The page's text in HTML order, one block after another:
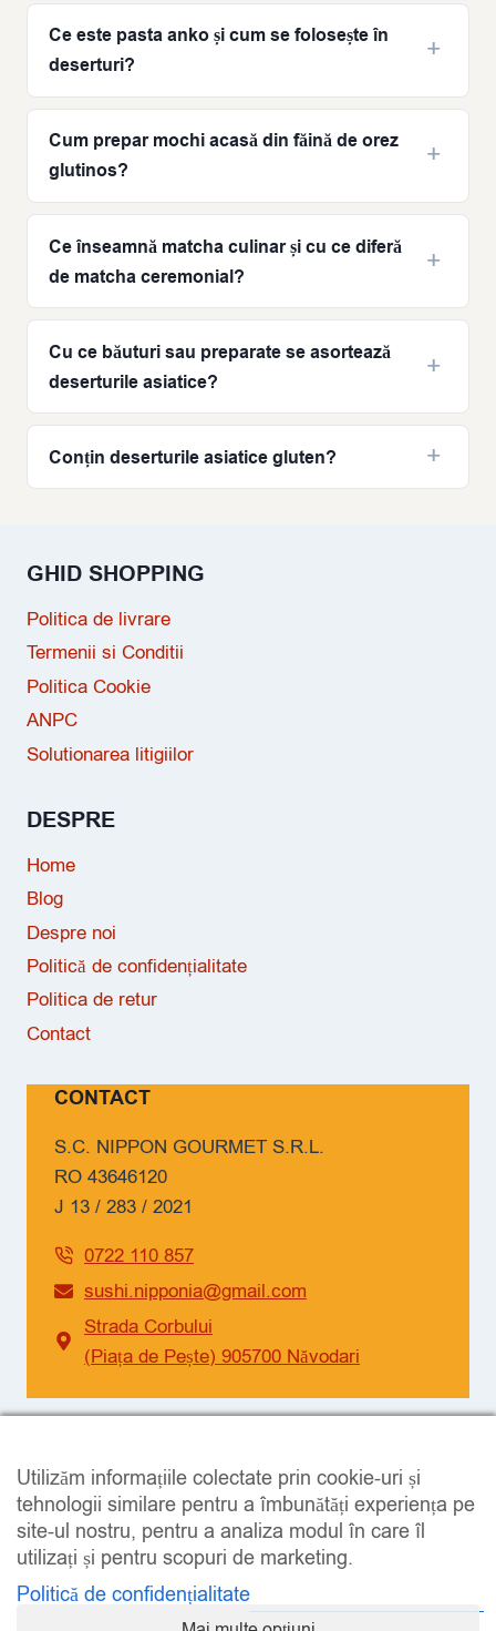
Ce este pasta anko și cum se folosește în
deserturi?
Cum prepar mochi acasă din făină de orez
glutinos?
Ce înseamnă matcha culinar și cu ce diferă
de matcha ceremonial?
Cu ce băuturi sau preparate se asortează
deserturile asiatice?
Conțin deserturile asiatice gluten?
GHID SHOPPING
Politica de livrare
Termenii si Conditii
Politica Cookie
ANPC
Solutionarea litigiilor
DESPRE
Home
Blog
Despre noi
Politică de confidențialitate
Politica de retur
Contact
CONTACT
S.C. NIPPON GOURMET S.R.L.
RO 43646120
J 13 / 283 / 2021
0722 110 857
sushi.nipponia@gmail.com
Strada Corbului
(Piața de Pește) 905700 Năvodari
Facebook
Instagram
Utilizăm informațiile colectate prin cookie-uri și
tehnologii similare pentru a îmbunătăți experiența pe
site-ul nostru, pentru a analiza modul în care îl
utilizați și pentru scopuri de marketing.
Politică de confidențialitate